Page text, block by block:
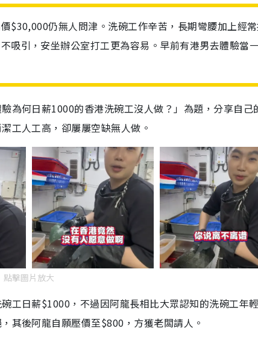
$30,000仍無人問津。洗碗工作辛苦，長期彎腰加上經
吸引，安坐辦公室打工更為容易。早前有港男去體驗當
為何日薪1000的香港洗碗工沒人做？」為題，分享自己
工人工高，卻屢屢空缺無人做。
點擊圖片放大
工日薪$1000，不過因阿龍長相比大眾認知的洗碗工年
其後阿龍自願壓價至$800，方獲老闆請人。